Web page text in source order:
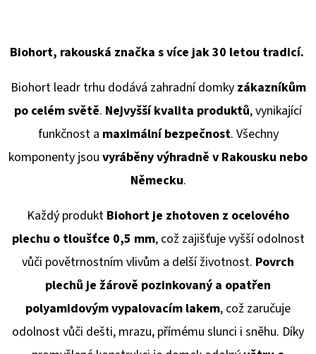
Biohort, rakouská značka s více jak 30 letou tradicí.
Biohort leadr trhu dodává zahradní domky zákazníkům
po celém světě. Nejvyšší kvalita produktů, vynikající
funkčnost a maximální bezpečnost. Všechny
komponenty jsou vyráběny výhradně v Rakousku nebo
Německu.
Každý produkt Biohort je zhotoven z ocelového
plechu o tloušťce 0,5 mm, což zajišťuje vyšší odolnost
vůči povětrnostním vlivům a delší životnost. Povrch
plechů je žárově pozinkovaný a opatřen
polyamidovým vypalovacím lakem, což zaručuje
odolnost vůči dešti, mrazu, přímému slunci i sněhu. Díky